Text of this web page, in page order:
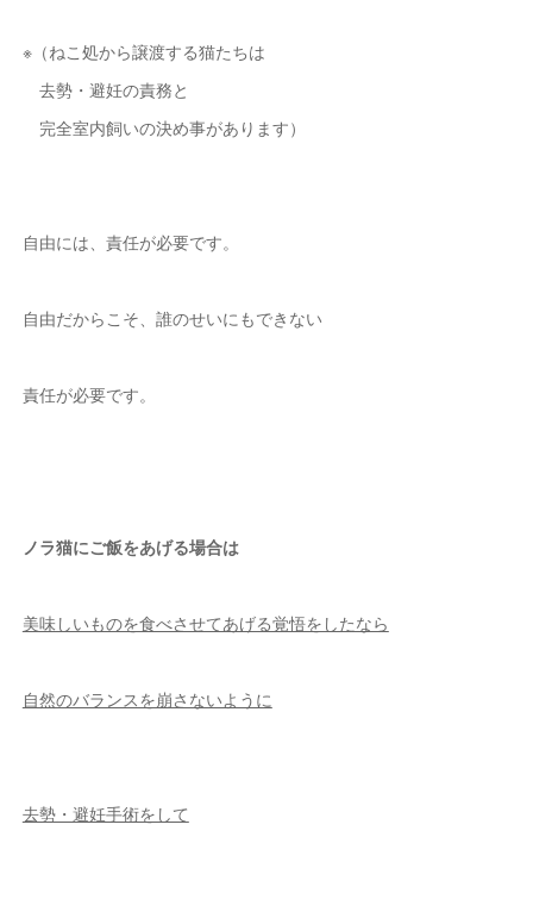
※（ねこ処から譲渡する猫たちは
去勢・避妊の責務と
完全室内飼いの決め事があります）
自由には、責任が必要です。
自由だからこそ、誰のせいにもできない
責任が必要です。
ノラ猫にご飯をあげる場合は
美味しいものを食べさせてあげる覚悟をしたなら
自然のバランスを崩さないように
去勢・避妊手術をして